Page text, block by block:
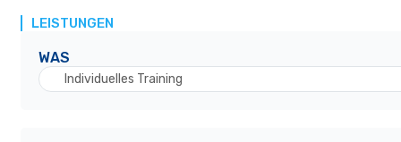
LEISTUNGEN
WAS
Individuelles Training